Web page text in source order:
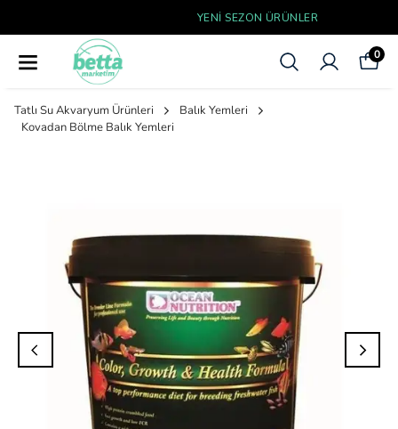
YENI SEZON ÜRÜNLER
0
Tatlı Su Akvaryum Ürünleri
Balık Yemleri
Kovadan Bölme Balık Yemleri